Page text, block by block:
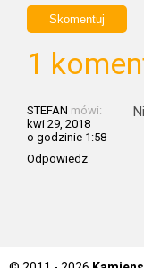
1
STEFAN mówi:
kwi 29, 2018
o godzinie 1:58
Odpowiedz